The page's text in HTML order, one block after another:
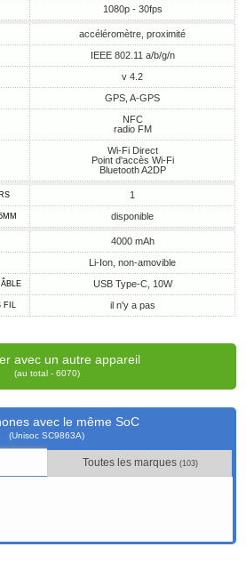
1080p - 30fps
accéléromètre, proximité
IEEE 802.11 a/b/g/n
v 4.2
GPS, A-GPS
NFC
radio FM
Wi-Fi Direct
Point d'accès Wi-Fi
Bluetooth A2DP
1
disponible
4000 mAh
Li-Ion, non-amovible
USB Type-C, 10W
FIL il n'y a pas
avec un autre appareil
(au total - 6070)
avec le même SoC
(Unisoc SC9863A)
Toutes les marques (103)